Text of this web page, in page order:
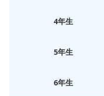
4年生
5年生
6年生